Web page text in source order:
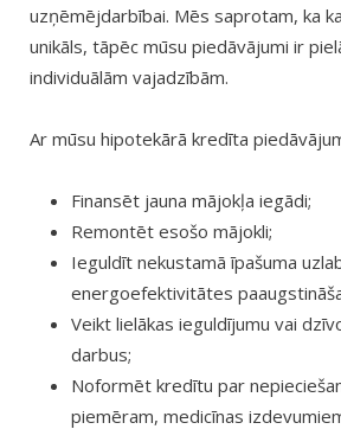
uzņēmējdarbībai. Mēs saprotam, ka
unikāls, tāpēc mūsu piedāvājumi ir
individuālām vajadzībām.
Ar mūsu hipotekārā kredīta
Finansēt jauna mājokļa iegādi;
Remontēt esošo mājokli;
Ieguldīt nekustamā īpašuma
energoefektivitātes
Veikt lielākas ieguldījumu vai
darbus;
Noformēt kredītu par
piemēram, medicīnas